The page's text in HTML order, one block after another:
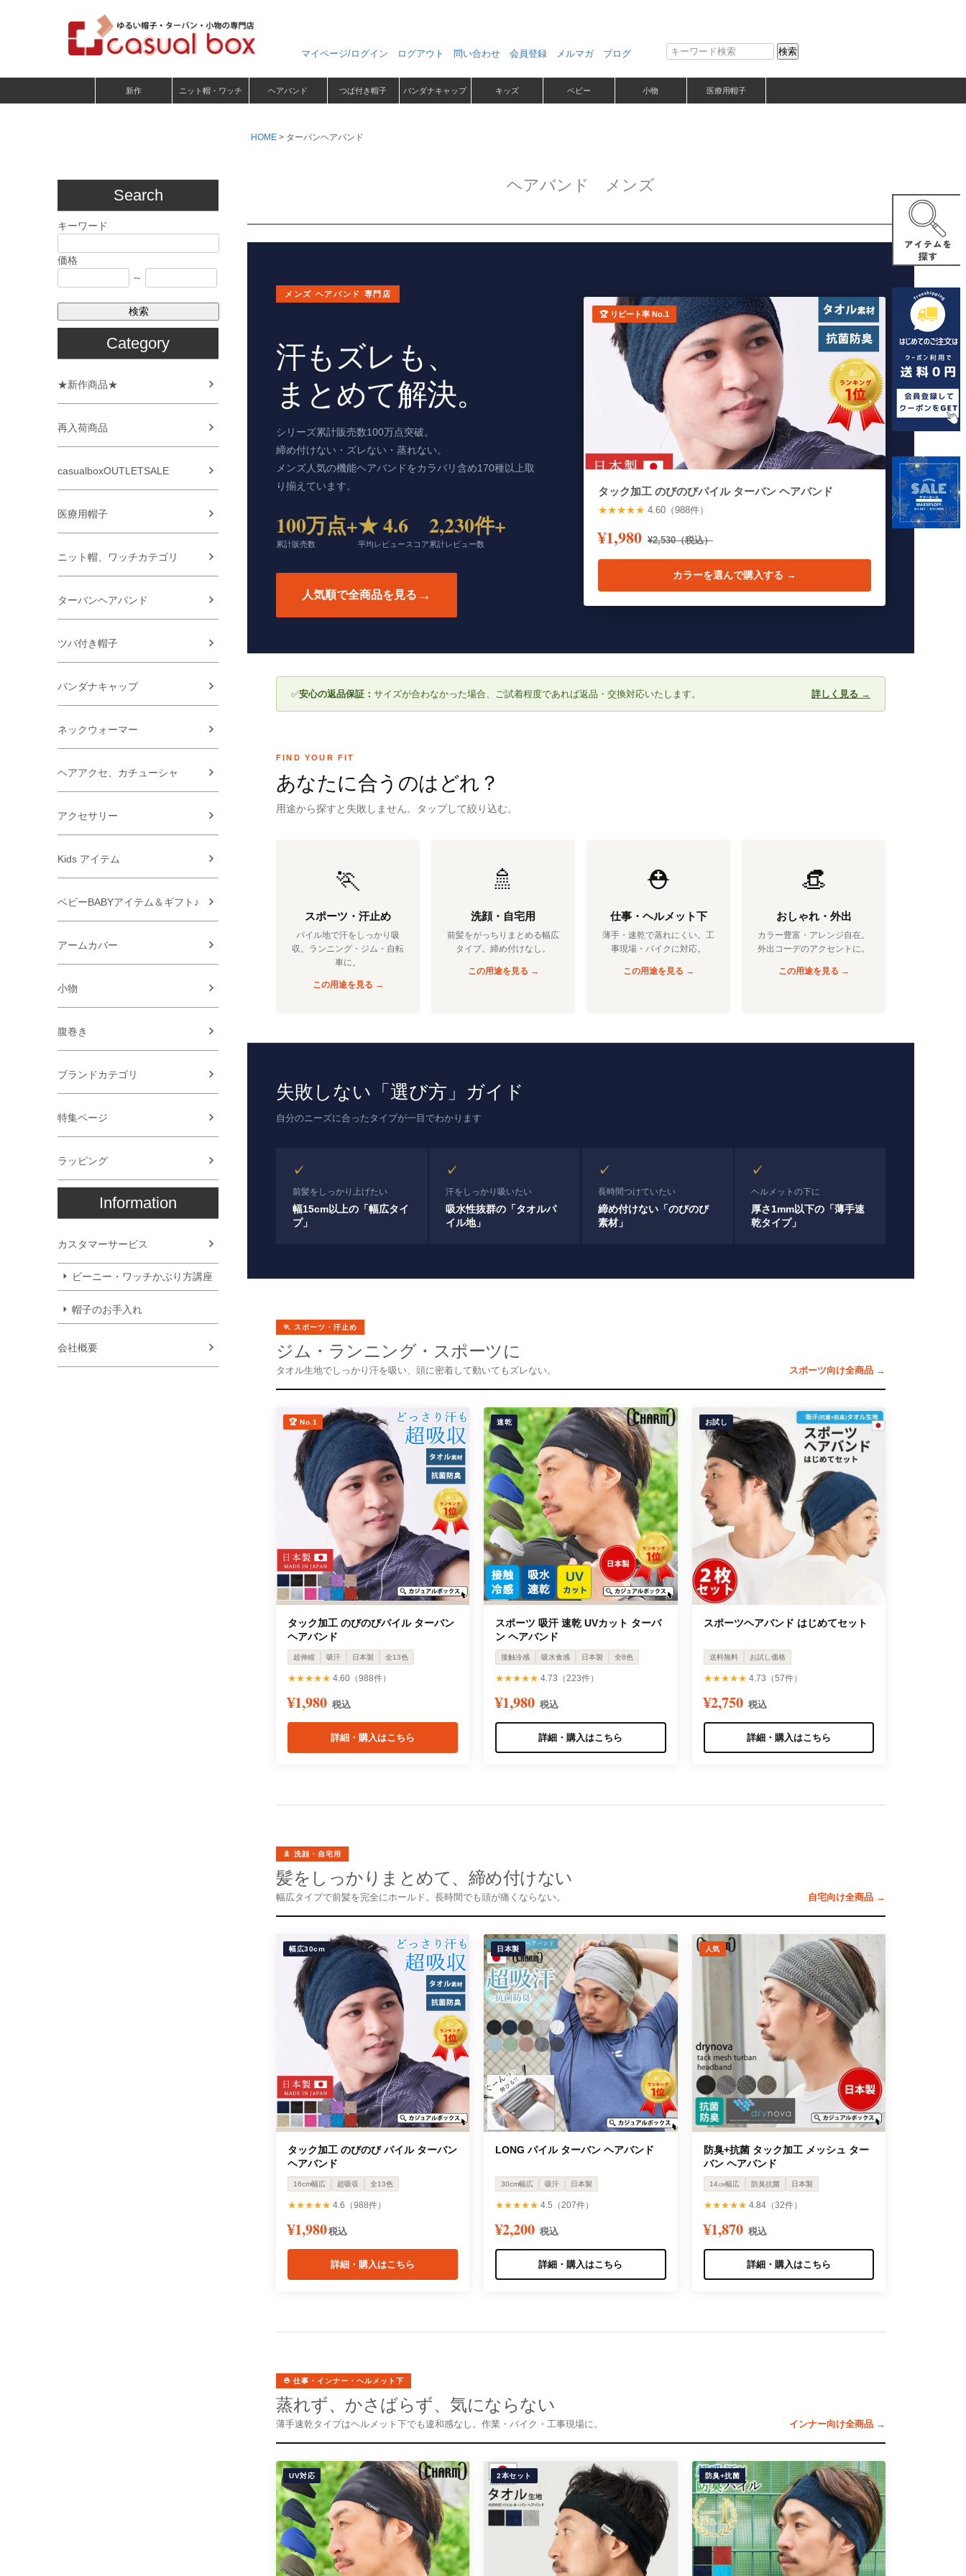
マイページ/ログイン ログアウト 問い合わせ 会員登録 メルマガ ブログ 検索
新作 ニット帽・ワッチ ヘアバンド つば付き帽子 バンダナキャップ キッズ ベビー 小物 医療用帽子
Search
キーワード
価格
～
検索
Category
★新作商品★
再入荷商品
casualboxOUTLETSALE
医療用帽子
ニット帽、ワッチカテゴリ
ターバンヘアバンド
ツバ付き帽子
バンダナキャップ
ネックウォーマー
ヘアアクセ、カチューシャ
アクセサリー
Kids アイテム
ベビーBABYアイテム＆ギフト♪
アームカバー
小物
腹巻き
ブランドカテゴリ
特集ページ
ラッピング
Information
カスタマーサービス
ビーニー・ワッチかぶり方講座
帽子のお手入れ
会社概要
HOME ターバンヘアバンド
ヘアバンド メンズ
メンズ ヘアバンド 専門店
汗もズレも、
まとめて解決。
シリーズ累計販売数100万点突破。
締め付けない・ズレない・蒸れない。
メンズ人気の機能ヘアバンドをカラバリ含め170種以上取
り揃えています。
100万点+
累計販売数
★ 4.6
平均レビュースコア
2,230件+
累計レビュー数
人気順で全商品を見る →
🏆 リピート率 No.1
タック加工 のびのびパイル ターバン ヘアバンド
★★★★★ 4.60（988件）
¥1,980 ¥2,530（税込）
カラーを選んで購入する →
✅安心の返品保証： サイズが合わなかった場合、ご試着程度であれば返品・交換対応いたします。 詳しく見る →
FIND YOUR FIT
あなたに合うのはどれ？
用途から探すと失敗しません。タップして絞り込む。
🏃
スポーツ・汗止め
パイル地で汗をしっかり吸
収。ランニング・ジム・自転
車に。
この用途を見る →
🚿
洗顔・自宅用
前髪をがっちりまとめる幅広
タイプ。締め付けなし。
この用途を見る →
⛑️
仕事・ヘルメット下
薄手・速乾で蒸れにくい。工
事現場・バイクに対応。
この用途を見る →
👒
おしゃれ・外出
カラー豊富・アレンジ自在。
外出コーデのアクセントに。
この用途を見る →
失敗しない「選び方」ガイド
自分のニーズに合ったタイプが一目でわかります
✓
前髪をしっかり上げたい
幅15cm以上の「幅広タイ
プ」
✓
汗をしっかり吸いたい
吸水性抜群の「タオルパ
イル地」
✓
長時間つけていたい
締め付けない「のびのび
素材」
✓
ヘルメットの下に
厚さ1mm以下の「薄手速
乾タイプ」
🏃 スポーツ・汗止め
ジム・ランニング・スポーツに
タオル生地でしっかり汗を吸い、頭に密着して動いてもズレない。 スポーツ向け全商品 →
🏆 No.1
タック加工 のびのびパイル ターバン
ヘアバンド
超伸縮 吸汗 日本製 全13色
★★★★★ 4.60（988件）
¥1,980 税込
詳細・購入はこちら
速乾
スポーツ 吸汗 速乾 UVカット ターバ
ン ヘアバンド
接触冷感 吸水食感 日本製 全8色
★★★★★ 4.73（223件）
¥1,980 税込
詳細・購入はこちら
お試し
スポーツヘアバンド はじめてセット
送料無料 お試し価格
★★★★★ 4.73（57件）
¥2,750 税込
詳細・購入はこちら
🚿 洗顔・自宅用
髪をしっかりまとめて、締め付けない
幅広タイプで前髪を完全にホールド。長時間でも頭が痛くならない。 自宅向け全商品 →
幅広30cm
タック加工 のびのび パイル ターバン
ヘアバンド
16cm幅広 超吸収 全13色
★★★★★ 4.6（988件）
¥1,980税込
詳細・購入はこちら
日本製
LONG パイル ターバン ヘアバンド
30cm幅広 吸汗 日本製
★★★★★ 4.5（207件）
¥2,200 税込
詳細・購入はこちら
人気
防臭+抗菌 タック加工 メッシュ ター
バン ヘアバンド
14㎝幅広 防臭抗菌 日本製
★★★★★ 4.84（32件）
¥1,870 税込
詳細・購入はこちら
⛑️ 仕事・インナー・ヘルメット下
蒸れず、かさばらず、気にならない
薄手速乾タイプはヘルメット下でも違和感なし。作業・バイク・工事現場に。 インナー向け全商品 →
UV対応 2本セット 防臭+抗菌